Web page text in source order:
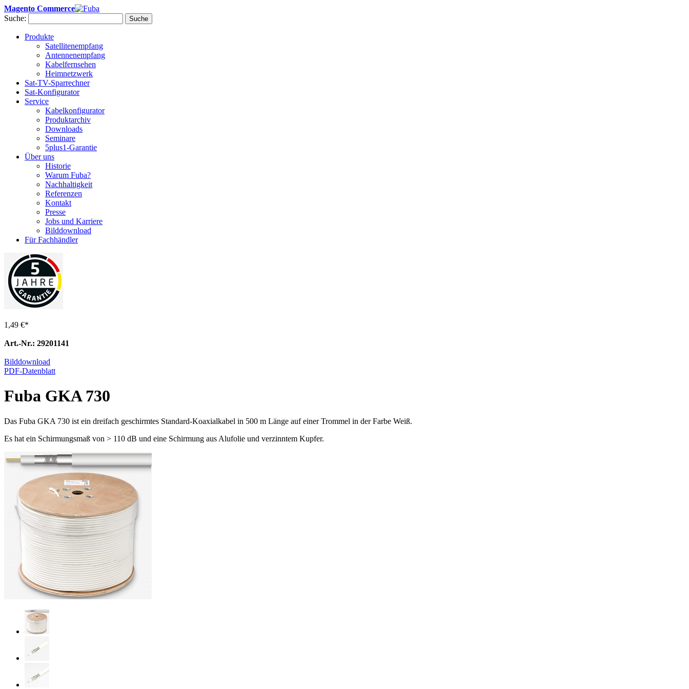
Magento Commerce
Suche:
Suche
Produkte
Satellitenempfang
Antennenempfang
Kabelfernsehen
Heimnetzwerk
Sat-TV-Sparrechner
Sat-Konfigurator
Service
Kabelkonfigurator
Produktarchiv
Downloads
Seminare
5plus1-Garantie
Über uns
Historie
Warum Fuba?
Nachhaltigkeit
Referenzen
Kontakt
Presse
Jobs und Karriere
Bilddownload
Für Fachhändler
1,49 €*
Art.-Nr.: 29201141
Bilddownload
PDF-Datenblatt
Fuba GKA 730
Das Fuba GKA 730 ist ein dreifach geschirmtes Standard-Koaxialkabel in 500 m Länge auf einer Trommel in der Farbe Weiß.
Es hat ein Schirmungsmaß von > 110 dB und eine Schirmung aus Alufolie und verzinntem Kupfer.